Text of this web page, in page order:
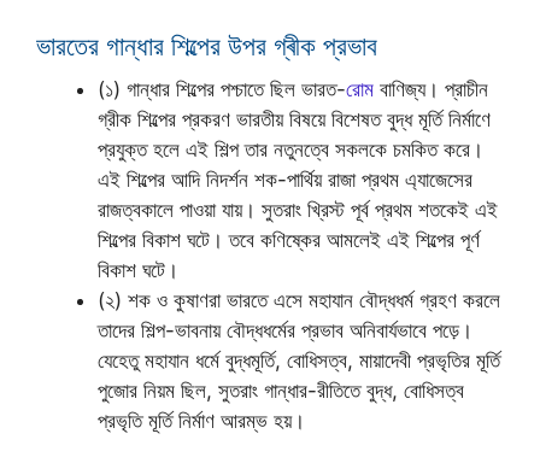
ভারতের গান্ধার শিল্পের উপর গ্ৰীক প্রভাব
(১) গান্ধার শিল্পের পশ্চাতে ছিল ভারত-রোম বাণিজ্য। প্রাচীন
গ্রীক শিল্পের প্রকরণ ভারতীয় বিষয়ে বিশেষত বুদ্ধ মূর্তি নির্মাণে
প্রযুক্ত হলে এই শিল্প তার নতুনত্বে সকলকে চমকিত করে।
এই শিল্পের আদি নিদর্শন শক-পার্থিয় রাজা প্রথম এ্যাজেসের
রাজত্বকালে পাওয়া যায়। সুতরাং খ্রিস্ট পূর্ব প্রথম শতকেই এই
শিল্পের বিকাশ ঘটে। তবে কণিষ্কের আমলেই এই শিল্পের পূর্ণ
বিকাশ ঘটে।
(২) শক ও কুষাণরা ভারতে এসে মহাযান বৌদ্ধধর্ম গ্রহণ করলে
তাদের শিল্প-ভাবনায় বৌদ্ধধর্মের প্রভাব অনিবার্যভাবে পড়ে।
যেহেতু মহাযান ধর্মে বুদ্ধমূর্তি, বোধিসত্ব, মায়াদেবী প্রভৃতির মূর্তি
পুজোর নিয়ম ছিল, সুতরাং গান্ধার-রীতিতে বুদ্ধ, বোধিসত্ব
প্রভৃতি মূর্তি নির্মাণ আরম্ভ হয়।